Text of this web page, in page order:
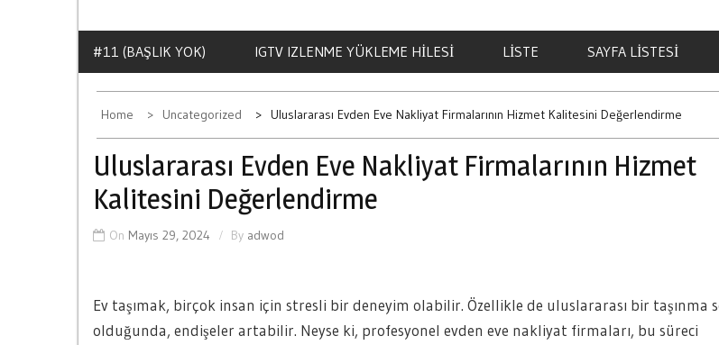
#11 (BAŞLIK YOK) IGTV IZLENME YÜKLEME HILESI LISTE SAYFA LISTESI
Home Uncategorized Uluslararası Evden Eve Nakliyat Firmalarının Hizmet Kalitesini Değerlendirme
Uluslararası Evden Eve Nakliyat Firmalarının Hizmet
Kalitesini Değerlendirme
On Mayıs 29, 2024 By adwod
Ev taşımak, birçok insan için stresli bir deneyim olabilir. Özellikle de uluslararası bir taşınma
olduğunda, endişeler artabilir. Neyse ki, profesyonel evden eve nakliyat firmaları, bu süreci